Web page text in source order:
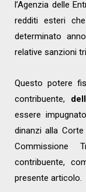
l’Agenzia delle
redditi esteri
determinato
relative sanzioni
Questo potere
contribuente,
essere
dinanzi alla
Commissione
contribuente,
presente articolo.